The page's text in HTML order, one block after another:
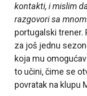
kontakti, i mislim
razgovori sa
portugalski trener.
za još jednu
koja mu
to učini, čime se
povratak na klupu